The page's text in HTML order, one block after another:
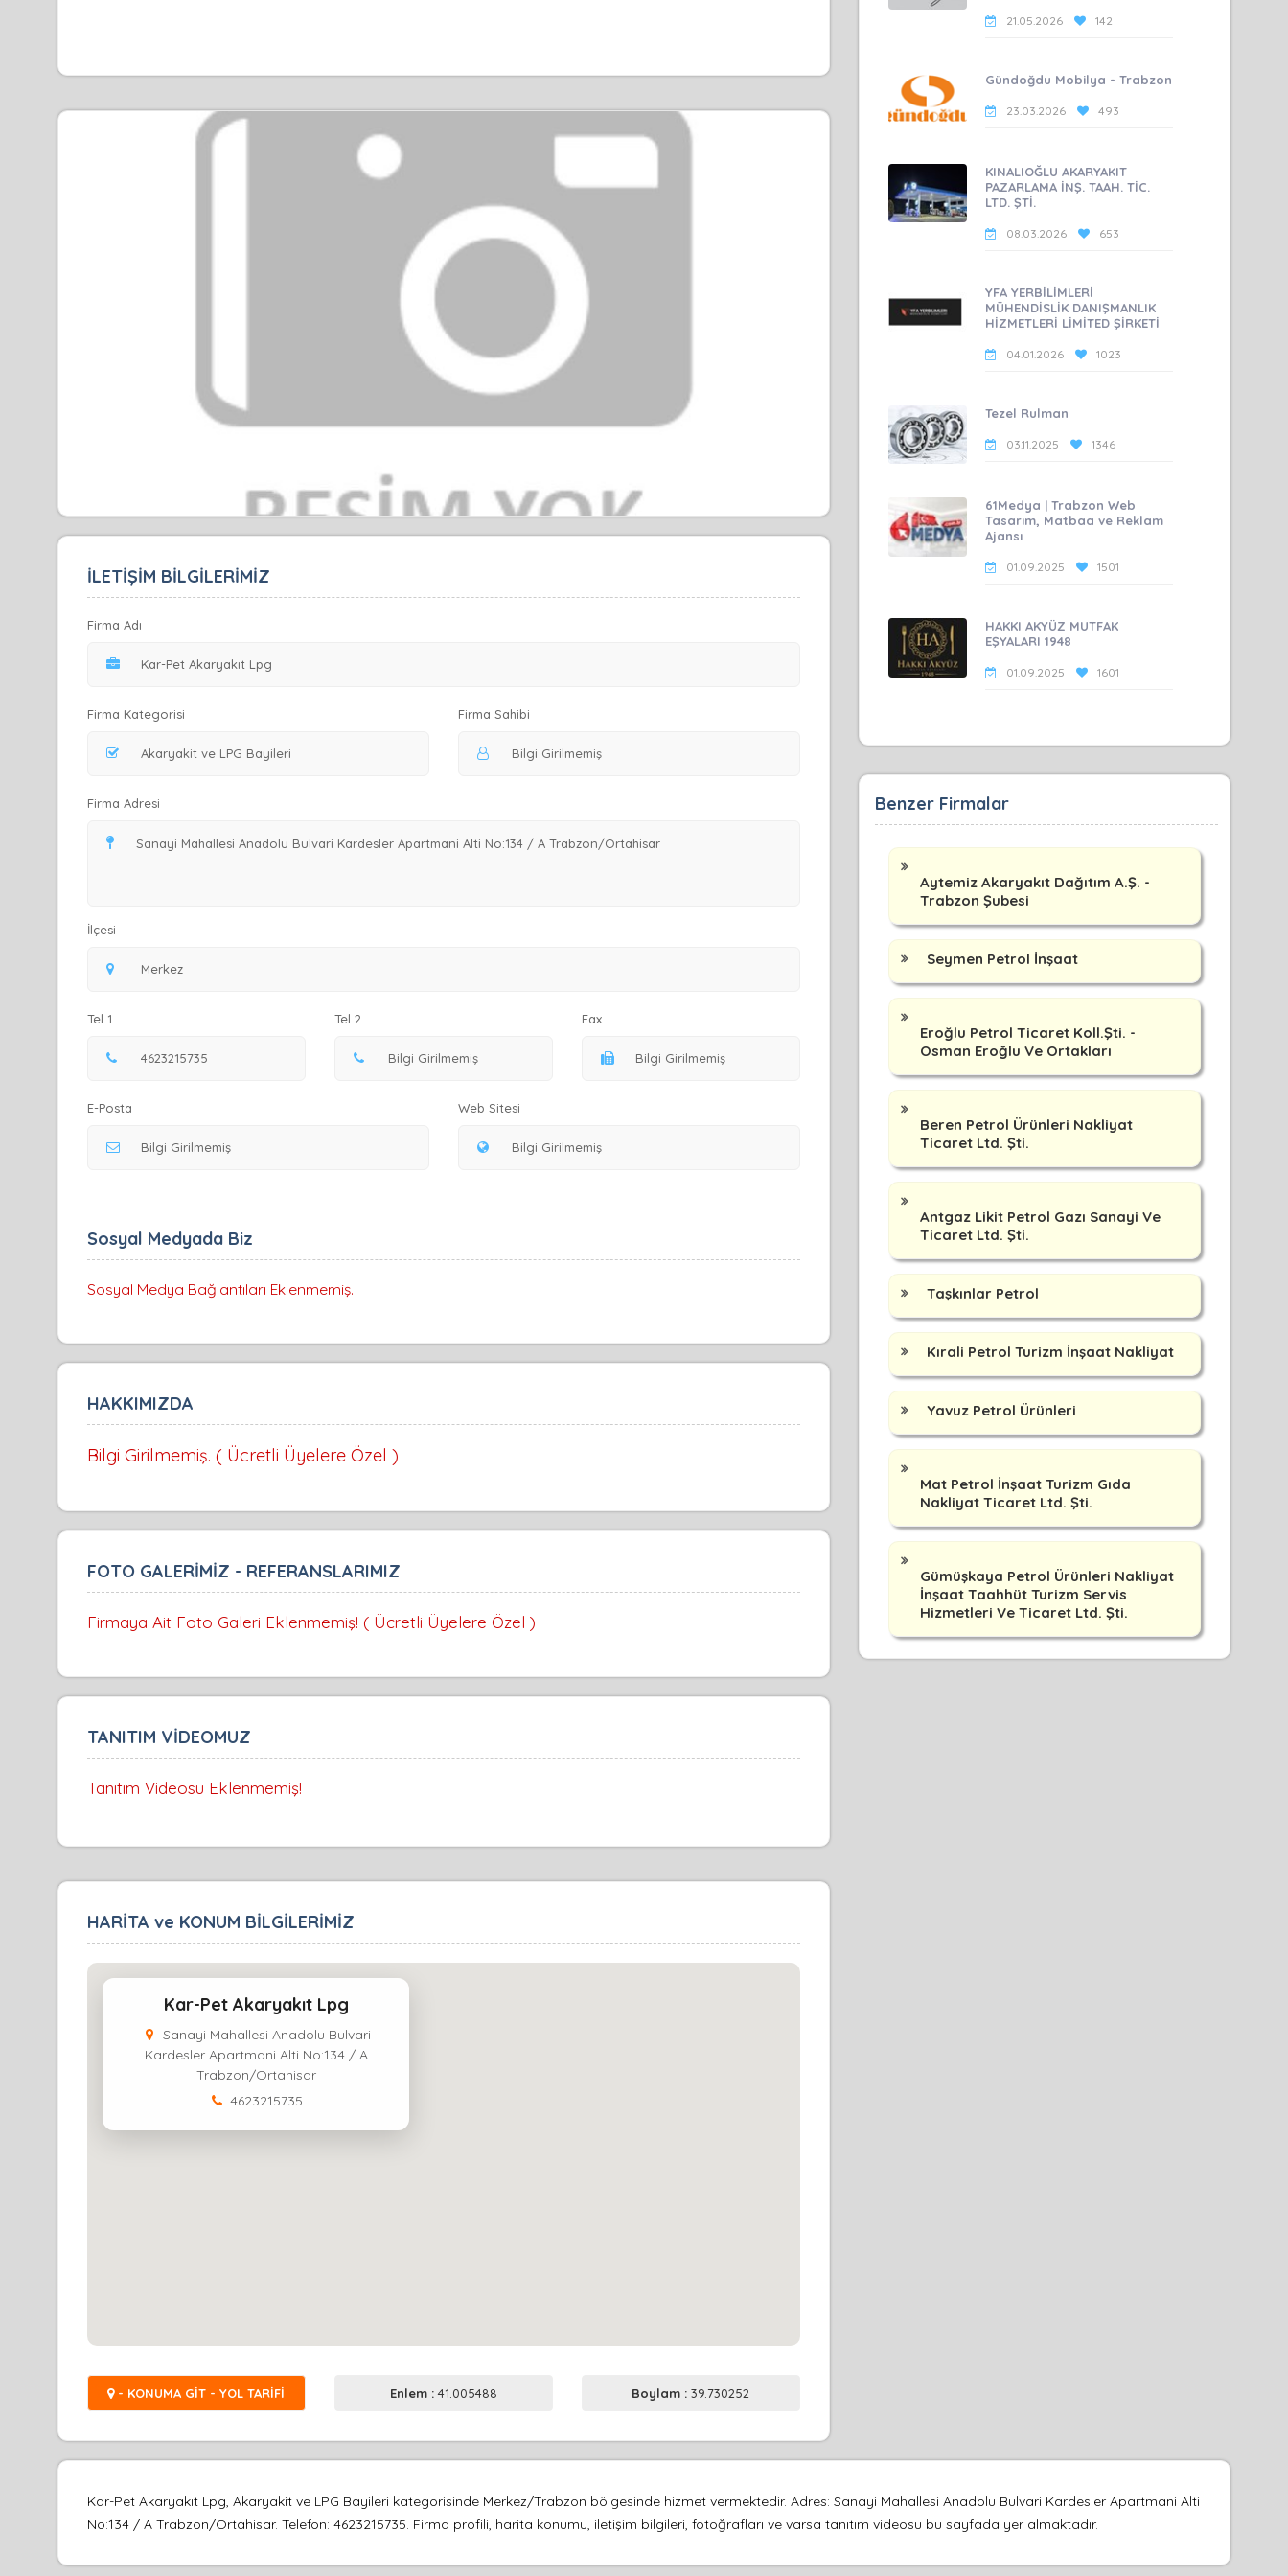
İLETİŞİM BİLGİLERİMİZ
Firma Adı
Firma Kategorisi Firma Sahibi
Firma Adresi
İlçesi
Tel 1 Tel 2 Fax
E-Posta Web Sitesi
Sosyal Medyada Biz
Sosyal Medya Bağlantıları Eklenmemiş.
HAKKIMIZDA
Bilgi Girilmemiş. ( Ücretli Üyelere Özel )
FOTO GALERİMİZ - REFERANSLARIMIZ
Firmaya Ait Foto Galeri Eklenmemiş! ( Ücretli Üyelere Özel )
TANITIM VİDEOMUZ
Tanıtım Videosu Eklenmemiş!
HARİTA ve KONUM BİLGİLERİMİZ
Kar-Pet Akaryakıt Lpg
Sanayi Mahallesi Anadolu Bulvari
Kardesler Apartmani Alti No:134 / A
Trabzon/Ortahisar
4623215735
- KONUMA GİT - YOL TARİFİ Enlem :41.005488 Boylam :39.730252
21.05.2026 142
Gündoğdu Mobilya - Trabzon
23.03.2026 493
KINALIOĞLU AKARYAKIT
PAZARLAMA İNŞ. TAAH. TİC.
LTD. ŞTİ.
08.03.2026 653
YFA YERBİLİMLERİ
MÜHENDİSLİK DANIŞMANLIK
HİZMETLERİ LİMİTED ŞİRKETİ
04.01.2026 1023
Tezel Rulman
03.11.2025 1346
61Medya | Trabzon Web
Tasarım, Matbaa ve Reklam
Ajansı
01.09.2025 1501
HAKKI AKYÜZ MUTFAK
EŞYALARI 1948
01.09.2025 1601
Benzer Firmalar
Aytemiz Akaryakıt Dağıtım A.Ş. -
Trabzon Şubesi
Seymen Petrol İnşaat
Eroğlu Petrol Ticaret Koll.Şti. -
Osman Eroğlu Ve Ortakları
Beren Petrol Ürünleri Nakliyat
Ticaret Ltd. Şti.
Antgaz Likit Petrol Gazı Sanayi Ve
Ticaret Ltd. Şti.
Taşkınlar Petrol
Kırali Petrol Turizm İnşaat Nakliyat
Yavuz Petrol Ürünleri
Mat Petrol İnşaat Turizm Gıda
Nakliyat Ticaret Ltd. Şti.
Gümüşkaya Petrol Ürünleri Nakliyat
İnşaat Taahhüt Turizm Servis
Hizmetleri Ve Ticaret Ltd. Şti.
Kar-Pet Akaryakıt Lpg, Akaryakit ve LPG Bayileri kategorisinde Merkez/Trabzon bölgesinde hizmet vermektedir. Adres: Sanayi Mahallesi Anadolu Bulvari Kardesler Apartmani Alti
No:134 / A Trabzon/Ortahisar. Telefon: 4623215735. Firma profili, harita konumu, iletişim bilgileri, fotoğrafları ve varsa tanıtım videosu bu sayfada yer almaktadır.